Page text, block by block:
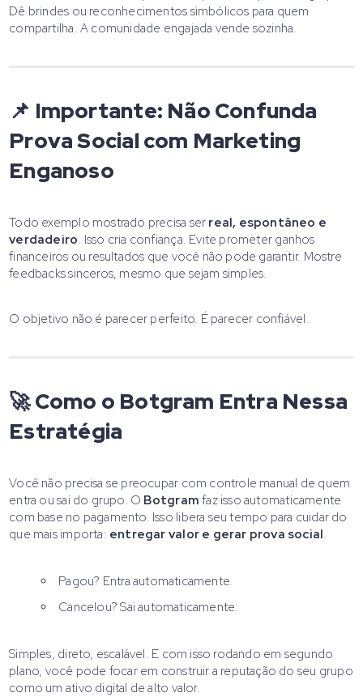
Dê brindes ou reconhecimentos simbólicos para quem
compartilha. A comunidade engajada vende sozinha.
📌 Importante: Não Confunda
Prova Social com Marketing
Enganoso
Todo exemplo mostrado precisa ser real, espontâneo e
verdadeiro. Isso cria confiança. Evite prometer ganhos
financeiros ou resultados que você não pode garantir. Mostre
feedbacks sinceros, mesmo que sejam simples.
O objetivo não é parecer perfeito. É parecer confiável.
🚀 Como o Botgram Entra Nessa
Estratégia
Você não precisa se preocupar com controle manual de quem
entra ou sai do grupo. O Botgram faz isso automaticamente
com base no pagamento. Isso libera seu tempo para cuidar do
que mais importa: entregar valor e gerar prova social.
Pagou? Entra automaticamente.
Cancelou? Sai automaticamente.
Simples, direto, escalável. E com isso rodando em segundo
plano, você pode focar em construir a reputação do seu grupo
como um ativo digital de alto valor.